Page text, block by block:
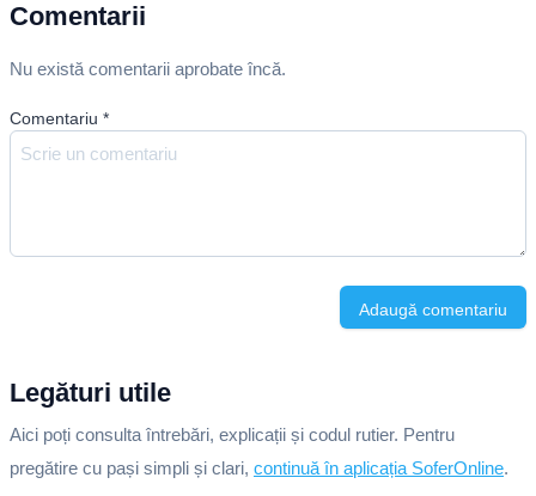
Comentarii
Nu există comentarii aprobate încă.
Comentariu *
Adaugă comentariu
Legături utile
Aici poți consulta întrebări, explicații și codul rutier. Pentru
pregătire cu pași simpli și clari, continuă în aplicația SoferOnline.